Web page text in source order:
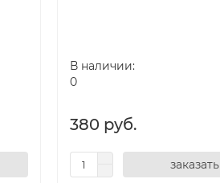
В наличии:
0
380 руб.
заказать